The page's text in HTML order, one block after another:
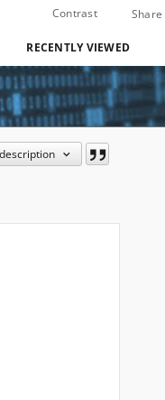
Contrast Share
RECENTLY VIEWED